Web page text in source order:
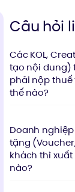
Câu hỏi
Các KOL,
tạo nội dung)
phải nộp
thế nào?
Doanh
tặng
khách thì
nào?